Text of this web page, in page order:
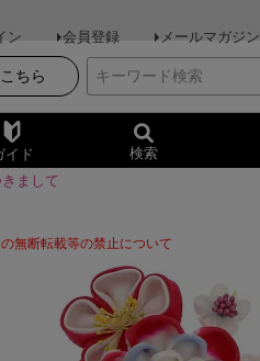
ン
会員登録 メールマガジン
ちら
イド 検索
まして
無断転載等の禁止について